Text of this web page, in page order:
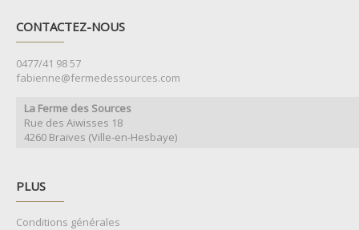
CONTACTEZ-NOUS
0477/41 98 57
fabienne@fermedessources.com
La Ferme des Sources
Rue des Aiwisses 18
4260 Braives (Ville-en-Hesbaye)
PLUS
Conditions générales